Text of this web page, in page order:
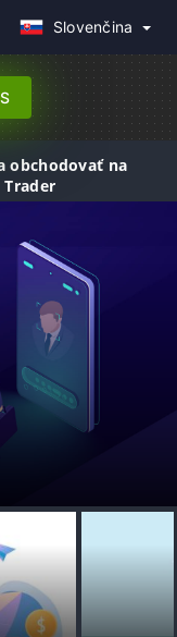
Slovenčina
obchodovať na
Trader